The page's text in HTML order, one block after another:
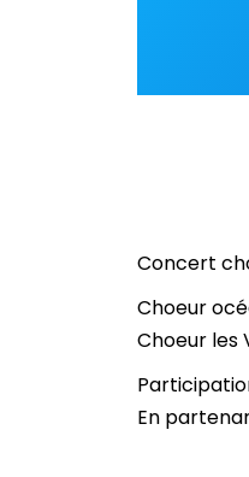
Concert
Choeur
Choeur les
En